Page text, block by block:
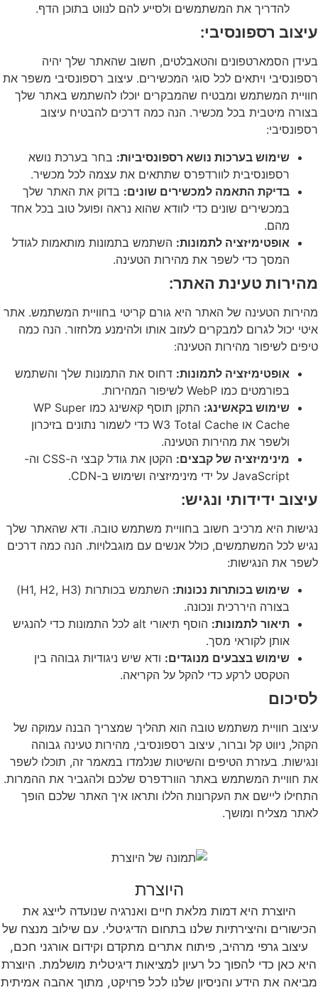
להדריך את המשתמשים ולסייע להם לנווט בתוכן הדף.
עיצוב רספונסיבי:
בעידן הסמארטפונים והטאבלטים, חשוב שהאתר שלך יהיה
רספונסיבי ויתאים לכל סוגי המכשירים. עיצוב רספונסיבי משפר את
חוויית המשתמש ומבטיח שהמבקרים יוכלו להשתמש באתר שלך
בצורה מיטבית בכל מכשיר. הנה כמה דרכים להבטיח עיצוב
רספונסיבי:
שימוש בערכות נושא רספונסיביות: בחר בערכת נושא
רספונסיבית לוורדפרס שתתאים את עצמה לכל מכשיר.
בדיקת התאמה למכשירים שונים: בדוק את האתר שלך
במכשירים שונים כדי לוודא שהוא נראה ופועל טוב בכל אחד
מהם.
אופטימיזציה לתמונות: השתמש בתמונות מותאמות לגודל
המסך כדי לשפר את מהירות הטעינה.
מהירות טעינת האתר:
מהירות הטעינה של האתר היא גורם קריטי בחוויית המשתמש. אתר
איטי יכול לגרום למבקרים לעזוב אותו ולהימנע מלחזור. הנה כמה
טיפים לשיפור מהירות הטעינה:
אופטימיזציה לתמונות: דחוס את התמונות שלך והשתמש
בפורמטים כמו WebP לשיפור המהירות.
שימוש בקאשינג:
התקן תוסף קאשינג כמו WP Super
Cache או W3 Total Cache כדי לשמור נתונים בזיכרון
ולשפר את מהירות הטעינה.
מינימיזציה של קבצים:
הקטן את גודל קבצי ה-CSS וה-
JavaScript על ידי מינימיזציה ושימוש ב-CDN.
עיצוב ידידותי ונגיש:
נגישות היא מרכיב חשוב בחוויית משתמש טובה. ודא שהאתר שלך
נגיש לכל המשתמשים, כולל אנשים עם מוגבלויות. הנה כמה דרכים
לשפר את הנגישות:
שימוש בכותרות נכונות:
השתמש בכותרות (H1, H2, H3)
בצורה היררכית ונכונה.
תיאור לתמונות:
הוסף תיאורי alt לכל התמונות כדי להנגיש
אותן לקוראי מסך.
שימוש בצבעים מנוגדים: ודא שיש ניגודיות גבוהה בין
הטקסט לרקע כדי להקל על הקריאה.
לסיכום
עיצוב חוויית משתמש טובה הוא תהליך שמצריך הבנה עמוקה של
הקהל, ניווט קל וברור, עיצוב רספונסיבי, מהירות טעינה גבוהה
ונגישות. בעזרת הטיפים והשיטות שנלמדו במאמר זה, תוכלו לשפר
את חוויית המשתמש באתר הוורדפרס שלכם ולהגביר את ההמרות.
התחילו ליישם את העקרונות הללו ותראו איך האתר שלכם הופך
לאתר מצליח ומושך.
היוצרת
היוצרת היא דמות מלאת חיים ואנרגיה שנועדה לייצג את
הכישורים והיצירתיות שלנו בתחום הדיגיטלי. עם שילוב מנצח של
עיצוב גרפי מרהיב, פיתוח אתרים מתקדם וקידום אורגני חכם,
היא כאן כדי להפוך כל רעיון למציאות דיגיטלית מושלמת. היוצרת
מביאה את הידע והניסיון שלנו לכל פרויקט, מתוך אהבה אמיתית